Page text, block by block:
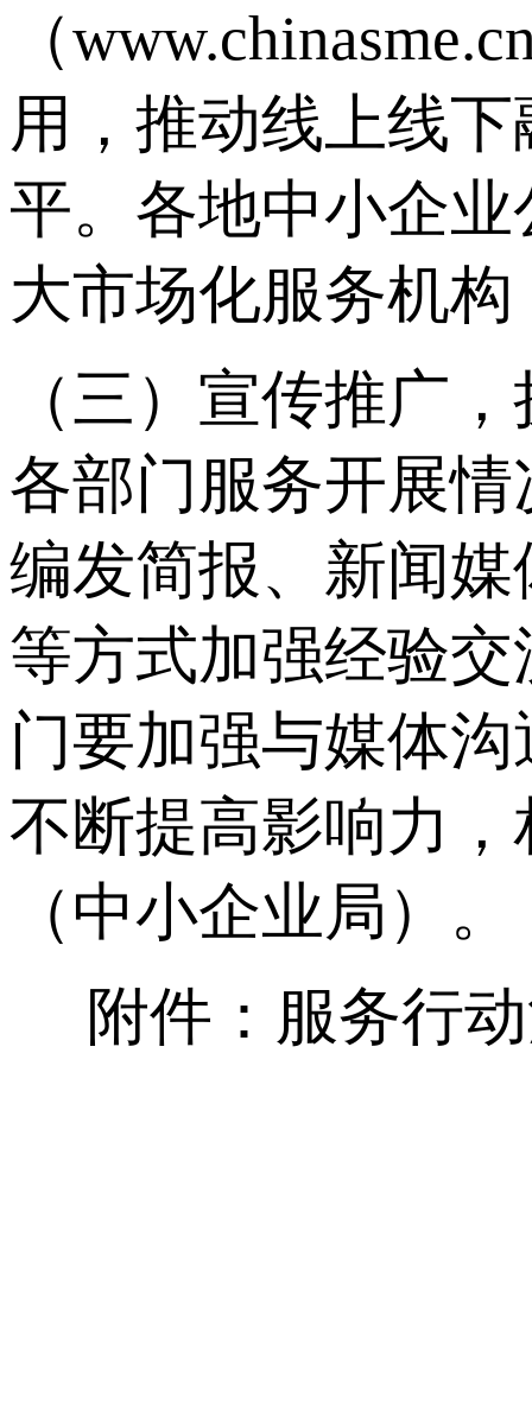
（
用，推动线上线
平。各地中小企
大市场化服务机
（三）宣传推广
各部门服务开展
编发简报、新闻
等方式加强经验
门要加强与媒体
不断提高影响力
（中小企业局）。
附件：服务行